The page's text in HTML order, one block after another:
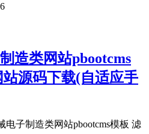
造类网站pbootcms
源码下载(自适应手
子制造类网站pbootcms模板 滤